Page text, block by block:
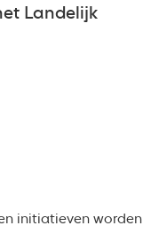
Landelijk
initiatieven worden